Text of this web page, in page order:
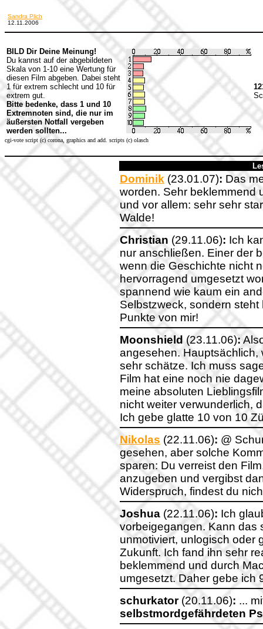
Sandra Plich
12.11.2006
BILD Dir Deine Meinung!
Du kannst auf der abgebildeten
Skala von 1-10 eine Wertung für
diesen Film abgeben. Dabei steht
1 für extrem schlecht und 10 für
extrem gut.
Bitte bedenke, dass 1 und 10
Extremnoten sind, die nur im
äußersten Notfall vergeben
werden sollten...
cgi-vote script (c) corona, graphics and add. scripts (c) olasch
Dominik (23.01.07): Das
worden. Sehr beklemmend
und vor allem: sehr sehr
Walde!
Christian (29.11.06): Ich
nur anschließen. Einer der
wenn die Geschichte nicht
hervorragend umgesetzt
spannend wie kaum ein
Selbstzweck, sondern
Punkte von mir!
Moonshield (23.11.06):
angesehen. Hauptsächlich,
sehr schätze. Ich muss
Film hat eine noch nie
meine absoluten
nicht weiter verwunderlich,
Ich gebe glatte 10 von 10
Nikolas (22.11.06): @
gesehen, aber solche
sparen: Du verreist den
anzugeben und vergibst
Widerspruch, findest du
Joshua (22.11.06): Ich
vorbeigegangen. Kann das
unmotiviert, unlogisch oder
Zukunft. Ich fand ihn sehr
beklemmend und durch
umgesetzt. Daher gebe ich
schurkator(20.11.06): ...
selbstmordgefährdeten